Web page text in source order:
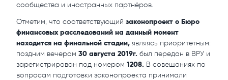
сообщества и иностранных партнёров.
Отметим, что соответствующий законопроект о Бюро
финансовых расследований на данный момент
находится на финальной стадии, являясь приоритетным:
поздним вечером 30 августа 2019г. был передан в ВРУ и
зарегистрирован под номером 1208. В совещаниях по
вопросам подготовки законопроекта принимали